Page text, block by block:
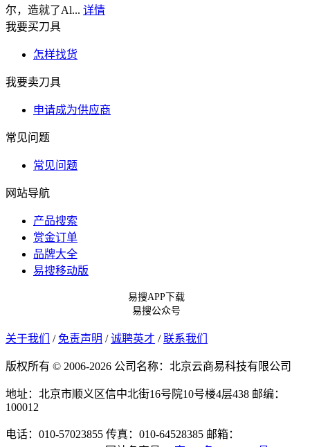
尔，造就了Al... 详情
我要买刀具
怎样找货
我要卖刀具
申请成为供应商
常见问题
常见问题
网站导航
产品搜索
赏金订单
品牌大全
易搜移动版
易搜APP下载
易搜公众号
关于我们 / 免责声明 / 诚聘英才 / 联系我们
版权所有 © 2006-2026 公司名称：北京云商易科技有限公司
地址：北京市顺义区信中北街16号院10号楼4层438 邮编：
100012
电话：010-57023855 传真：010-64528385 邮箱：